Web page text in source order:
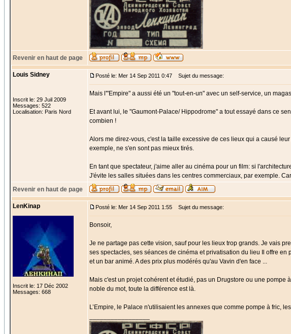
Revenir en haut de page
Louis Sidney
Inscrit le: 29 Juil 2009
Messages: 522
Localisation: Paris Nord
Posté le: Mer 14 Sep 2011 0:47 Sujet du message:
Mais l'"Empire" a aussi été un "tout-en-un" avec un self-service, un
Et avant lui, le "Gaumont-Palace/ Hippodrome" a tout essayé dans ce
combien !
Alors me direz-vous, c'est la taille excessive de ces lieux qui a causé
exemple, ne s'en sont pas mieux tirés.
En tant que spectateur, j'aime aller au cinéma pour un film: si
J'évite les salles situées dans les centres commerciaux, par exemple.
Revenir en haut de page
LenKinap
Inscrit le: 17 Déc 2002
Messages: 668
Posté le: Mer 14 Sep 2011 1:55 Sujet du message:
Bonsoir,
Je ne partage pas cette vision, sauf pour les lieux trop grands. Je vais
ses spectacles, ses séances de cinéma et privatisation du lieu Il offre
et un bar animé. A des prix plus modérés qu'au Vavin d'en face ...
Mais c'est un projet cohérent et étudié, pas un Drugstore ou une
noble du mot, toute la différence est là.
L’Empire, le Palace n'utilisaient les annexes que comme pompe à fric,